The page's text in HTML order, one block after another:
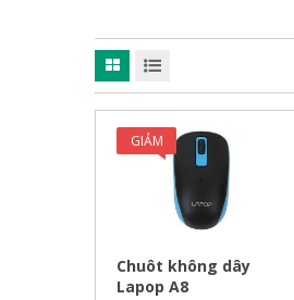
GIẢM
Chuôt không dây
Lapop A8